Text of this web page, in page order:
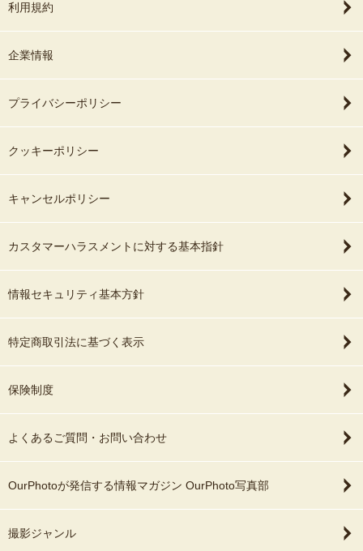
利用規約
企業情報
プライバシーポリシー
クッキーポリシー
キャンセルポリシー
カスタマーハラスメントに対する基本指針
情報セキュリティ基本方針
特定商取引法に基づく表示
保険制度
よくあるご質問・お問い合わせ
OurPhotoが発信する情報マガジン OurPhoto写真部
撮影ジャンル